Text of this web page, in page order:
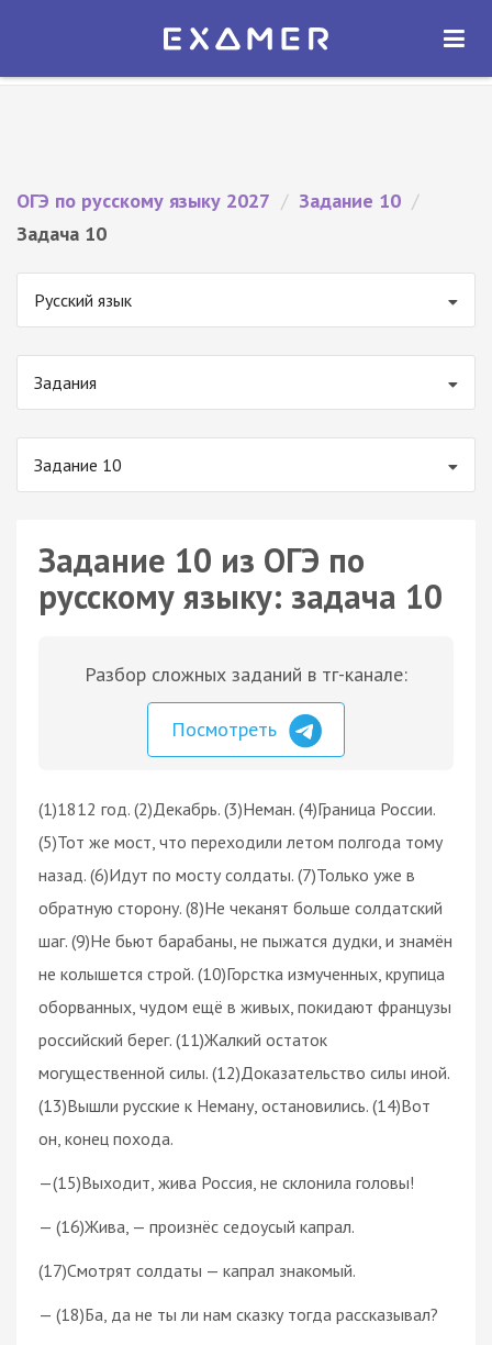
Экзамер — ЕГЭ 2027
ОТКРЫТЬ
ОГЭ по русскому языку 2027 / Задание 10 /
Задача 10
Русский язык
Задания
Задание 10
Задание 10 из ОГЭ по
русскому языку: задача 10
Разбор сложных заданий в тг-канале:
Посмотреть
(1)1812 год. (2)Декабрь. (3)Неман. (4)Граница России.
(5)Тот же мост, что переходили летом полгода тому
назад. (6)Идут по мосту солдаты. (7)Только уже в
обратную сторону. (8)Не чеканят больше солдатский
шаг. (9)Не бьют барабаны, не пыжатся дудки, и знамён
не колышется строй. (10)Горстка измученных, крупица
оборванных, чудом ещё в живых, покидают французы
российский берег. (11)Жалкий остаток
могущественной силы. (12)Доказательство силы иной.
(13)Вышли русские к Неману, остановились. (14)Вот
он, конец похода.
—(15)Выходит, жива Россия, не склонила головы!
— (16)Жива, — произнёс седоусый капрал.
(17)Смотрят солдаты — капрал знакомый.
— (18)Ба, да не ты ли нам сказку тогда рассказывал?